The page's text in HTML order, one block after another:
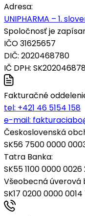
Adresa:
UNIPHARMA – 1.
Spoločnosť je
IČO 31625657
DIČ: 2020468780
IČ DPH:
Fakturačné
tel: +421 46 5154 158
e-mail:
Československá
SK56 7500 0000
Tatra Banka:
SK55 1100 0000
Všeobecná úverová
SK17 0200 0000